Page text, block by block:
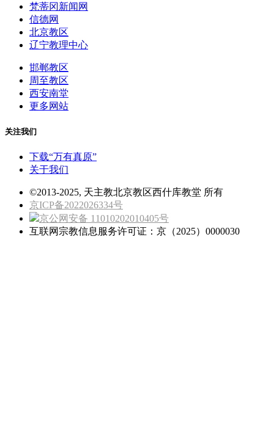
梵蒂冈新闻网
信德网
北京教区
辽宁教理中心
邯郸教区
周至教区
西安南堂
更多网站
关注我们
下载“万有真原”
关于我们
©2013-2025, 天主教北京教区西什库教堂 所有
京ICP备2022026334号
京公网安备 11010202010405号
互联网宗教信息服务许可证：京（2025）0000030